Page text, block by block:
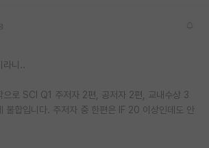
니..
으로 SCI Q1 주저자 2편, 공저자 2편, 교내수상 3
불합입니다. 주저자 중 한편은 IF 20 이상인데도 안